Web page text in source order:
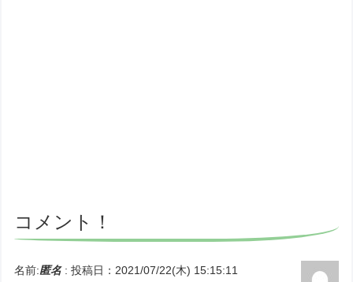
コメント！
名前:匿名: 投稿日：2021/07/22(木) 15:15:11